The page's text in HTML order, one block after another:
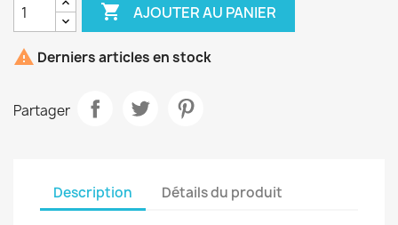
 AJOUTER AU PANIER
 Derniers articles en stock
Partager
Description Détails du produit